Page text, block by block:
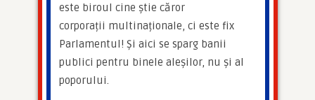
este biroul cine știe căror
corporații multinaționale, ci este fix
Parlamentul! Și aici se sparg banii
publici pentru binele aleșilor, nu și al
poporului.